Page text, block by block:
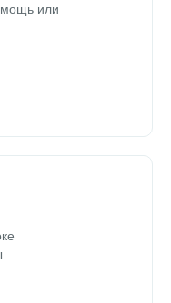
или